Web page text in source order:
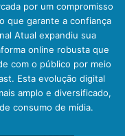
por um compromisso
que garante a confiança
Atual expandiu sua
online robusta que
com o público por meio
Esta evolução digital
amplo e diversificado,
consumo de mídia.